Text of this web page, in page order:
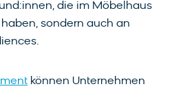
die im Möbelhaus
sondern auch an
können Unternehmen